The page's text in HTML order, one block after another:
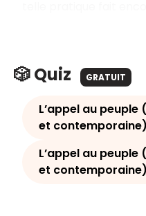
🎲 Quiz GRATUIT
L’appel au
et contemporaine)
L’appel au
et